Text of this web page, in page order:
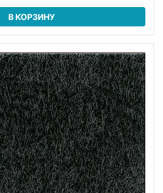
В КОРЗИНУ